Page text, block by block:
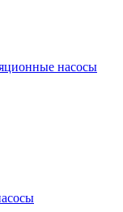
насосы